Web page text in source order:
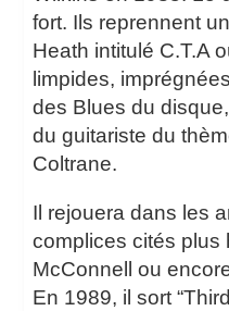
fort. Ils reprennent
Heath intitulé C.T.A
limpides,
des Blues du
du guitariste du
Coltrane.
Il rejouera dans les
complices cités plus
McConnell ou
En 1989, il sort